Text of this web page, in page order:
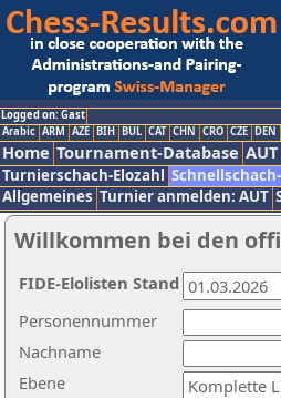
Logged on: Gast
Arabic ARM AZE BIH BUL CAT CHN CRO CZE DEN
Home Tournament-Database
Turnierschach-Elozahl
Allgemeines Turnier anmelden: AUT
Willkommen bei den
Nachname
Ebene
Personennummer
FIDE-Elolisten Stand